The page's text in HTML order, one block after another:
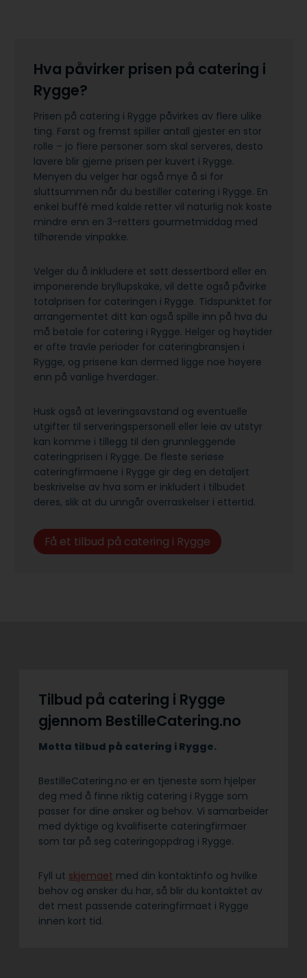
Hva påvirker prisen på catering i
Rygge?
Prisen på catering i Rygge påvirkes av flere ulike
ting. Først og fremst spiller antall gjester en stor
rolle – jo flere personer som skal serveres, desto
lavere blir gjerne prisen per kuvert i Rygge.
Menyen du velger har også mye å si for
sluttsummen når du bestiller catering i Rygge. En
enkel buffé med kalde retter vil naturlig nok koste
mindre enn en 3-retters gourmetmiddag med
tilhørende vinpakke.
Velger du å inkludere et søtt dessertbord eller en
imponerende bryllupskake, vil dette også påvirke
totalprisen for cateringen i Rygge. Tidspunktet for
arrangementet ditt kan også spille inn på hva du
må betale for catering i Rygge. Helger og høytider
er ofte travle perioder for cateringbransjen i
Rygge, og prisene kan dermed ligge noe høyere
enn på vanlige hverdager.
Husk også at leveringsavstand og eventuelle
utgifter til serveringspersonell eller leie av utstyr
kan komme i tillegg til den grunnleggende
cateringprisen i Rygge. De fleste seriøse
cateringfirmaene i Rygge gir deg en detaljert
beskrivelse av hva som er inkludert i tilbudet
deres, slik at du unngår overraskelser i ettertid.
Få et tilbud på catering i Rygge
Tilbud på catering i Rygge
gjennom BestilleCatering.no
Motta tilbud på catering i Rygge.
BestilleCatering.no er en tjeneste som hjelper
deg med å finne riktig catering i Rygge som
passer for dine ønsker og behov. Vi samarbeider
med dyktige og kvalifiserte cateringfirmaer
som tar på seg cateringoppdrag i Rygge.
Fyll ut skjemaet med din kontaktinfo og hvilke
behov og ønsker du har, så blir du kontaktet av
det mest passende cateringfirmaet i Rygge
innen kort tid.